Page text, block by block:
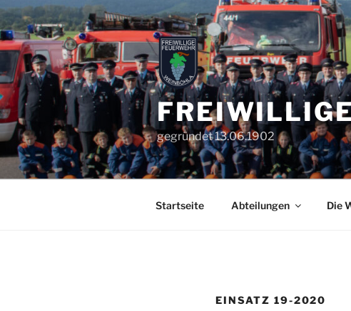
Zum
Inhalt
springen
gegründet 13.06.1902
Startseite Abteilungen Die
EINSATZ 19-2020